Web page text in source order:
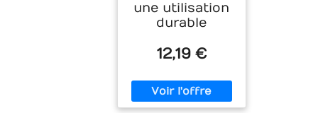
une utilisation
durable
12,19 €